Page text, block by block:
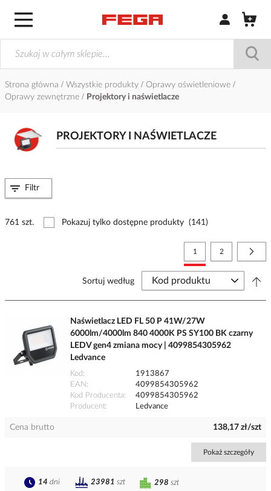
Zaloguj się /
Strona główna Wszystkie produkty
Oprawy oświetleniowe
Oprawy zewnętrzne
Projektory i naświetlacze
PROJEKTORY I NAŚWIETLACZE
761 szt. Pokazuj tylko dostępne produkty (141)
Strona
Aktualnie czytasz stronę
1 Strona
2
Sortuj według
Naświetlacz LED FL 50 P 41W/27W
6000lm/4000lm 840 4000K PS SY100 BK czarny
LEDV gen4 zmiana mocy | 4099854305962
Ledvance
Kod
1913867
EAN
4099854305962
Kod Producenta
4099854305962
Producent
Ledvance
Cena brutto 138,17 zł/szt
Pokaż szczegóły
298 szt
14 dni 23981 szt
Filtr